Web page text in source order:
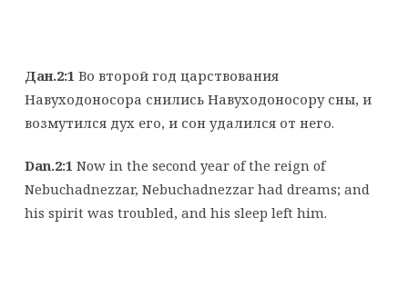
Дан.2:1 Во второй год царствования
Навуходоносора снились Навуходоносору сны, и
возмутился дух его, и сон удалился от него.
Dan.2:1 Now in the second year of the reign of
Nebuchadnezzar, Nebuchadnezzar had dreams; and
his spirit was troubled, and his sleep left him.